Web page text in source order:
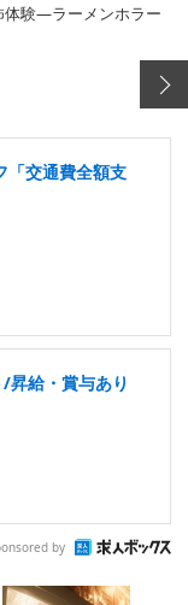
体験―ラーメンホラー
「交通費全額支
昇給・賞与あり
by